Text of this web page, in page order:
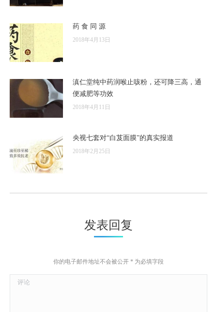
药 食 同 源
2018年4月13日
滇仁堂纯中药润喉止咳粉，还可降三高，通
便减肥等功效
2018年4月11日
央视七套对“白芨面膜”的真实报道
2018年2月25日
发表回复
你的电子邮件地址不会被公开 * 为必填字段
评论